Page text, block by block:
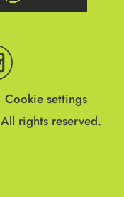
Cookie settings
All rights reserved.